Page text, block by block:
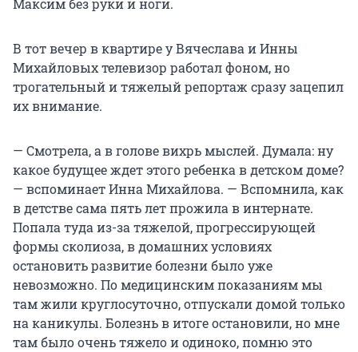
Максим без руки и ноги.
В тот вечер в квартире у Вячеслава и Инны
Михайловых телевизор работал фоном, но
трогательный и тяжелый репортаж сразу зацепил
их внимание.
— Смотрела, а в голове вихрь мыслей. Думала: ну
какое будущее ждет этого ребенка в детском доме?
— вспоминает Инна Михайлова. — Вспомнила, как
в детстве сама пять лет прожила в интернате.
Попала туда из-за тяжелой, прогрессирующей
формы сколиоза, в домашних условиях
остановить развитие болезни было уже
невозможно. По медицинским показаниям мы
там жили круглосуточно, отпускали домой только
на каникулы. Болезнь в итоге остановили, но мне
там было очень тяжело и одиноко, помню это